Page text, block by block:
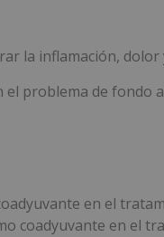
la inflamación, dolor
problema de fondo
en el
coadyuvante en el